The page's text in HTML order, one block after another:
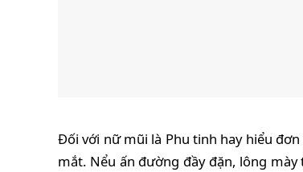
Đối với nữ mũi là Phu tinh hay hiểu
mắt. Nểu ấn đường đầy đặn, lông